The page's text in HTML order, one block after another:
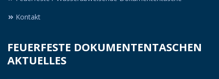
Kontakt
FEUERFESTE DOKUMENTENTASCHEN
AKTUELLES